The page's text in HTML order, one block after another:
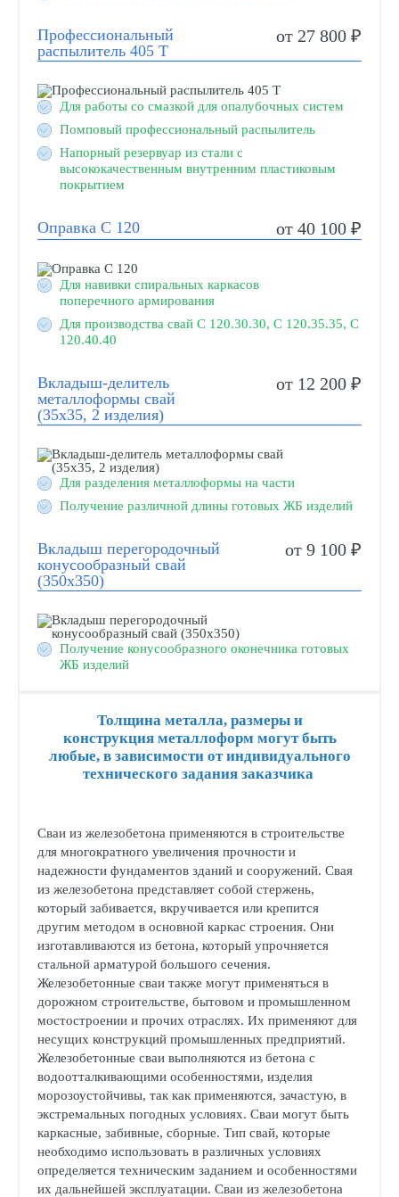
Профессиональный
распылитель 405 Т
от 27 800 ₽
Для работы со смазкой для опалубочных систем
Помповый профессиональный распылитель
Напорный резервуар из стали с
высококачественным внутренним пластиковым
покрытием
Оправка С 120 от 40 100 ₽
Для навивки спиральных каркасов
поперечного армирования
Для производства свай С 120.30.30, С 120.35.35, С
120.40.40
Вкладыш-делитель
металлоформы свай
(35х35, 2 изделия)
от 12 200 ₽
Для разделения металлоформы на части
Получение различной длины готовых ЖБ изделий
Вкладыш перегородочный
конусообразный свай
(350х350)
от 9 100 ₽
Получение конусообразного оконечника готовых
ЖБ изделий
Толщина металла, размеры и
конструкция металлоформ могут быть
любые, в зависимости от индивидуального
технического задания заказчика
Сваи из железобетона применяются в строительстве
для многократного увеличения прочности и
надежности фундаментов зданий и сооружений. Свая
из железобетона представляет собой стержень,
который забивается, вкручивается или крепится
другим методом в основной каркас строения. Они
изготавливаются из бетона, который упрочняется
стальной арматурой большого сечения.
Железобетонные сваи также могут применяться в
дорожном строительстве, бытовом и промышленном
мостостроении и прочих отраслях. Их применяют для
несущих конструкций промышленных предприятий.
Железобетонные сваи выполняются из бетона с
водоотталкивающими особенностями, изделия
морозоустойчивы, так как применяются, зачастую, в
экстремальных погодных условиях. Сваи могут быть
каркасные, забивные, сборные. Тип свай, которые
необходимо использовать в различных условиях
определяется техническим заданием и особенностями
их дальнейшей эксплуатации. Сваи из железобетона